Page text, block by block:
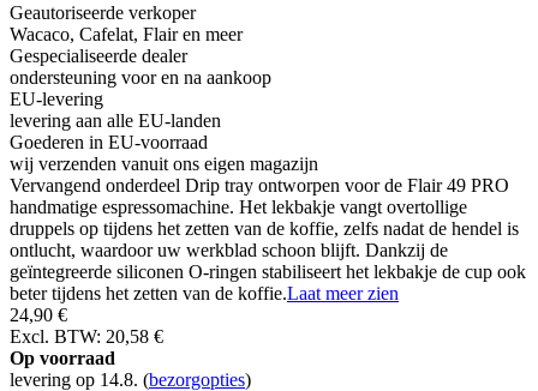
Geautoriseerde verkoper
Wacaco, Cafelat, Flair en meer
Gespecialiseerde dealer
ondersteuning voor en na aankoop
EU-levering
levering aan alle EU-landen
Goederen in EU-voorraad
wij verzenden vanuit ons eigen magazijn
Vervangend onderdeel Drip tray ontworpen voor de Flair 49 PRO
handmatige espressomachine. Het lekbakje vangt overtollige
druppels op tijdens het zetten van de koffie, zelfs nadat de hendel is
ontlucht, waardoor uw werkblad schoon blijft. Dankzij de
geïntegreerde siliconen O-ringen stabiliseert het lekbakje de cup ook
beter tijdens het zetten van de koffie.Laat meer zien
24,90 €
Excl. BTW: 20,58 €
Op voorraad
levering op 14.8. (bezorgopties)